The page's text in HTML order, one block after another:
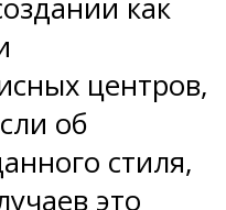
как
центров,
об
стиля,
это